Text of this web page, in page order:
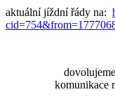
aktuální jíždní řády na:
komunikace